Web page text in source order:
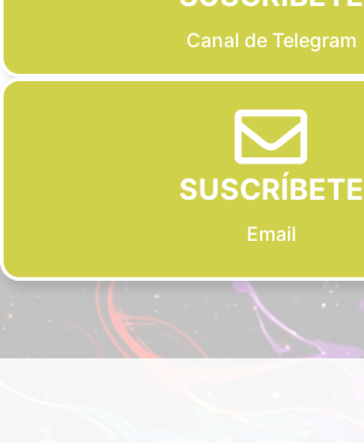
Canal de Telegram
SUSCRÍBETE
Email